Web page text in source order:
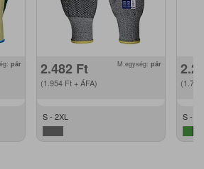
pár 2.482 Ft
(1.954 Ft + ÁFA)
M.egység: pár
S - 2XL
(1.792
S - XL